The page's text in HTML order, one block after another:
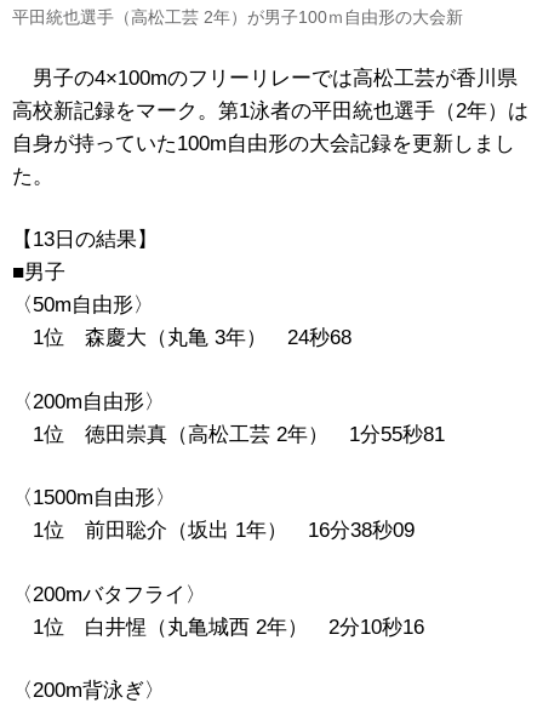
平田統也選手（高松工芸 2年）が男子100ｍ自由形の大会新
男子の4×100mのフリーリレーでは高松工芸が香川県
高校新記録をマーク。第1泳者の平田統也選手（2年）は
自身が持っていた100m自由形の大会記録を更新しまし
た。
【13日の結果】
■男子
〈50m自由形〉
1位 森慶大（丸亀 3年） 24秒68
〈200m自由形〉
1位 徳田崇真（高松工芸 2年） 1分55秒81
〈1500m自由形〉
1位 前田聡介（坂出 1年） 16分38秒09
〈200mバタフライ〉
1位 白井惺（丸亀城西 2年） 2分10秒16
〈200m背泳ぎ〉